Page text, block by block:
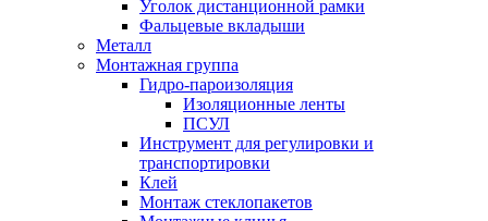
Уголок дистанционной рамки
Фальцевые вкладыши
Металл
Монтажная группа
Гидро-пароизоляция
Изоляционные ленты
ПСУЛ
Инструмент для регулировки и
транспортировки
Клей
Монтаж стеклопакетов